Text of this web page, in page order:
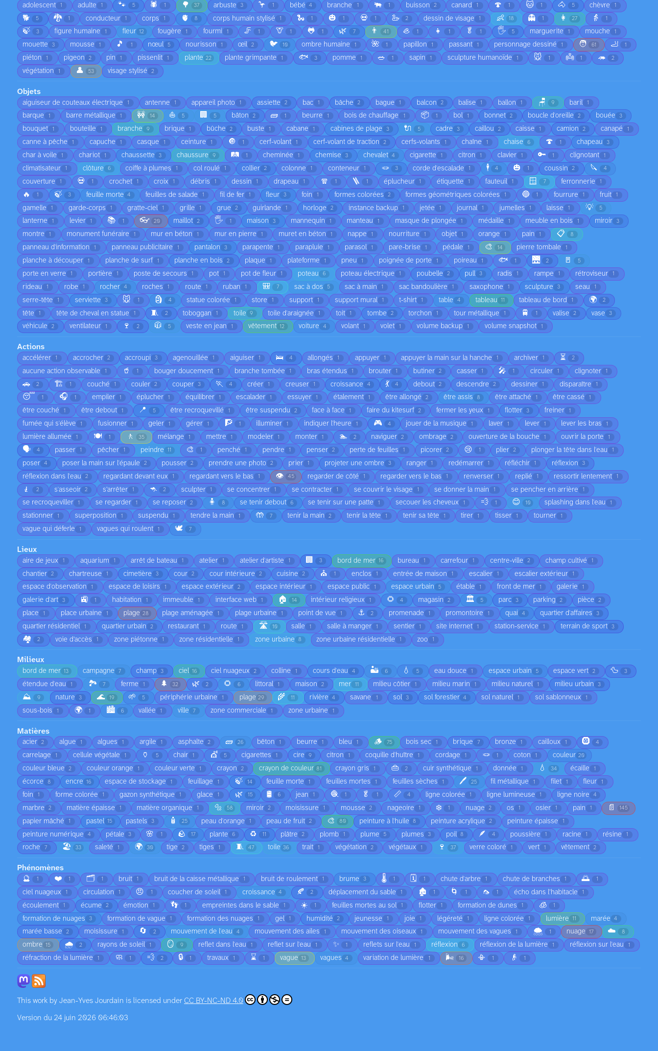
adolescent 1 adulte 1 🐾 5 🕷️ 1 🌳 37 arbuste 3 🦩 1 bébé 4 branche 1 🐃 1 buisson 2 canard 1 🍄 1 🐱 1 🐴 5 chèvre 1
🐕 5 🐉 1 conducteur 1 corps 1 🫀 8 corps humain stylisé 1 🐍 1 🎃 1 💀 1 🦢 2 dessin de visage 1 👶 18 👻 1 👩 27 👵 1
🍃 3 figure humaine 1 fleur 12 fougère 1 fourmi 1 🦵 1 🦒 1 🐸 1 🌿 7 👨 41 🦪 1 👧 1 🥬 1 🖐️ 5 marguerite 1 mouche 1
mouette 3 mousse 1 🎵 1 nœul 5 nourisson 1 œil 2 🐦 10 ombre humaine 1 🌺 1 papillon 1 passant 1 personnage dessiné 1 🧑 61 🦶 1
piéton 1 pigeon 2 pin 1 pissenlit 1 plante 22 plante grimpante 1 🐟 3 pomme 1 🥗 1 sapin 1 sculpture humanoïde 1 🐭 1 👼 1 🦔 2
végétation 1 👤 53 visage stylisé 2
Objets
aiguiseur de couteaux électrique 1 antenne 1 appareil photo 1 assiette 2 bac 1 bâche 2 bague 1 balcon 2 balise 1 ballon 1 🪑 9 baril 1
barque 1 barre métallique 1 🚧 14 ⛵ 5 🏢 5 bâton 2 🧱 1 beurre 1 bois de chauffage 1 📦 1 bol 1 bonnet 2 boucle d'oreille 2 bouée 3
bouquet 1 bouteille 1 branche 9 brique 1 bûche 2 buste 1 cabane 1 cabines de plage 3 🔌 5 cadre 3 caillou 2 caisse 1 camion 2 canapé 1
canne à pêche 1 capuche 1 casque 1 ceinture 1 🔘 1 cerf-volant 1 cerf-volant de traction 2 cerfs-volants 1 chaîne 1 chaise 6 🍄 1 chapeau 3
char à voile 1 chariot 1 chaussette 3 chaussure 9 🛤️ 1 cheminée 1 chemise 3 chevalet 4 cigarette 1 citron 1 clavier 1 🔑 1 clignotant 1
climatisateur 1 clôture 6 coiffe à plumes 1 col roulé 1 collier 2 colonne 1 conteneur 1 🪢 3 corde d'escalade 1 🕴️ 4 🎃 1 coussin 2 🔪 4
couverture 1 💀 1 crochet 1 croix 1 débris 1 dessin 1 drapeau 1 🧣 1 🪜 1 éplucheur 1 étiquette 1 fauteuil 1 🪟 7 ferronnerie 1
🔥 1 🍃 3 feuille morte 4 feuilles de salade 1 fil de fer 1 fleur 3 foin 1 formes colorées 2 formes géométriques colorées 1 🔵 1 fourrure 1 fruit 1
gamelle 1 garde-corps 1 gratte-ciel 1 grille 1 grue 2 guirlande 1 horloge 2 instance backup 1 jetée 1 journal 1 jumelles 1 laisse 1 💡 5
lanterne 1 levier 1 📚 1 👓 20 maillot 2 🖐️ 1 maison 3 mannequin 1 manteau 1 masque de plongée 1 médaille 1 meuble en bois 1 miroir 3
montre 1 monument funéraire 1 mur en béton 1 mur en pierre 1 muret en béton 1 nappe 1 nourriture 1 objet 1 orange 1 pain 1 📋 8
panneau d'information 1 panneau publicitaire 1 pantalon 3 parapente 1 parapluie 1 parasol 1 pare-brise 1 pédale 1 🎨 14 pierre tombale 1
planche à découper 1 planche de surf 1 planche en bois 2 plaque 1 plateforme 1 pneu 1 poignée de porte 1 poireau 1 🐟 1 🌉 2 🚪 5
porte en verre 1 portière 1 poste de secours 1 pot 1 pot de fleur 1 poteau 6 poteau électrique 1 poubelle 2 pull 3 radis 1 rampe 1 rétroviseur 1
rideau 1 robe 1 rocher 4 roches 1 route 1 ruban 1 🎒 7 sac à dos 5 sac à main 1 sac bandoulière 1 saxophone 1 sculpture 3 seau 1
serre-tête 1 serviette 3 🐭 1 🗿 4 statue colorée 1 store 1 support 1 support mural 1 t-shirt 1 table 4 tableau 11 tableau de bord 1 🌍 2
tête 1 tête de cheval en statue 1 🧵 2 toboggan 1 toile 9 toile d'araignée 1 toit 1 tombe 2 torchon 1 tour métallique 1 🚆 1 valise 2 vase 3
véhicule 2 ventilateur 1 🍷 2 🧥 5 veste en jean 1 vêtement 12 voiture 4 volant 1 volet 1 volume backup 1 volume snapshot 1
Actions
accélérer 1 accrocher 2 accroupi 3 agenouillée 1 aiguiser 1 🛌 4 allongés 1 appuyer 1 appuyer la main sur la hanche 1 archiver 1 ⏳ 2
aucune action observable 1 🥤 1 bouger doucement 1 branche tombée 1 bras étendus 1 brouter 1 butiner 2 casser 1 🎤 1 circuler 1 clignoter 1
🚗 2 🏗️ 1 couché 1 couler 2 couper 3 🏃 4 créer 1 creuser 1 croissance 4 💃 4 debout 2 descendre 2 dessiner 1 disparaître 1
😴 1 🎧 1 empiler 1 éplucher 1 équilibrer 1 escalader 1 essuyer 1 étalement 1 être allongé 2 être assis 8 être attaché 1 être cassé 1
être couché 1 être debout 1 📍 5 être recroquevillé 1 être suspendu 2 face à face 1 faire du kitesurf 2 fermer les yeux 1 flotter 3 freiner 1
fumée qui s'élève 1 fusionner 1 geler 1 gérer 1 🧗 1 illuminer 1 indiquer l'heure 1 🎮 4 jouer de la musique 1 laver 1 lever 1 lever les bras 1
lumière allumée 1 🍽️ 1 🚶 35 mélange 1 mettre 1 modeler 1 monter 1 🏊 2 naviguer 2 ombrage 2 ouverture de la bouche 1 ouvrir la porte 1
🗣️ 4 passer 1 pêcher 1 peindre 11 🎨 1 penché 1 pendre 1 penser 2 perte de feuilles 1 picorer 2 😢 1 plier 2 plonger la tête dans l'eau 1
poser 4 poser la main sur l'épaule 2 pousser 2 prendre une photo 2 prier 1 projeter une ombre 3 ranger 1 redémarrer 1 réfléchir 1 réflexion 3
réflexion dans l'eau 2 regardant devant eux 1 regardant vers le bas 1 👁️ 45 regarder de côté 1 regarder vers le bas 1 renverser 1 replié 1 ressortir lentement 1
🧎 2 s'asseoir 2 s’arrêter 1 🦘 2 sculpter 1 se concentrer 1 se contracter 1 se couvrir le visage 1 se donner la main 1 se pencher en arrière 1
se recroqueviller 1 se regarder 1 se reposer 2 🧍 8 se tenir debout 6 se tenir sur une patte 1 secouer les cheveux 1 💨 1 😊 10 splashing dans l'eau 1
stationner 1 superposition 1 suspendu 1 tendre la main 1 🤲 7 tenir la main 2 tenir la tête 1 tenir sa tête 1 tirer 1 tisser 1 tourner 1
vague qui déferle 1 vagues qui roulent 1 🕊️ 7
Lieux
aire de jeux 1 aquarium 1 arrêt de bateau 1 atelier 1 atelier d'artiste 1 🏢 3 bord de mer 16 bureau 1 carrefour 1 centre-ville 2 champ cultivé 1
chantier 2 chartreuse 1 cimetière 3 cour 2 cour intérieure 2 cuisine 2 ⛪ 1 enclos 1 entrée de maison 1 escalier 1 escalier extérieur 1
espace d'observation 1 espace de loisirs 1 espace extérieur 2 espace intérieur 1 espace public 1 espace urbain 5 étable 1 front de mer 1 galerie 1
galerie d'art 3 🚉 1 habitation 1 immeuble 1 interface web 1 🏠 14 intérieur religieux 1 🌻 4 magasin 2 🏛️ 5 parc 3 parking 2 pièce 2
place 1 place urbaine 1 plage 28 plage aménagée 1 plage urbaine 1 point de vue 1 ⚓ 2 promenade 1 promontoire 1 quai 4 quartier d'affaires 3
quartier résidentiel 1 quartier urbain 2 restaurant 1 route 1 🛣️ 10 salle 1 salle à manger 1 sentier 1 site internet 1 station-service 1 terrain de sport 3
🏘️ 2 voie d’accès 1 zone piétonne 1 zone résidentielle 1 zone urbaine 8 zone urbaine résidentielle 1 zoo 1
Milieux
bord de mer 13 campagne 7 champ 3 ciel 16 ciel nuageux 2 colline 1 cours d'eau 4 🏜️ 6 💧 5 eau douce 1 espace urbain 5 espace vert 2 🦆 3
étendue d'eau 1 🏞️ 7 ferme 1 🌲 32 🌿 2 🌻 6 littoral 1 maison 2 mer 11 milieu côtier 1 milieu marin 1 milieu naturel 1 milieu urbain 3
⛰️ 9 nature 3 🌊 19 🌱 5 périphérie urbaine 1 plage 29 🌾 11 rivière 4 savane 1 sol 3 sol forestier 4 sol naturel 1 sol sablonneux 1
sous-bois 1 🌍 1 🏙️ 6 vallée 1 ville 7 zone commerciale 1 zone urbaine 1
Matières
acier 2 algue 1 algues 1 argile 1 asphalte 2 🧱 26 bêton 1 beurre 1 bleu 1 🪵 75 bois sec 1 brique 7 bronze 1 cailloux 1 🛞 4
carrelage 1 cellule végétale 1 🏺 5 chair 1 💇 5 cigarettes 1 cire 9 citron 1 coquille d'huître 1 cordage 1 🪢 1 coton 1 couleur 20
couleur bleue 2 couleur orange 1 couleur verte 1 crayon 2 crayon de couleur 81 crayon gris 1 👜 2 cuir synthétique 1 donnée 1 💧 34 écaille 1
écorce 8 encre 16 espace de stockage 1 feuillage 1 🍃 14 feuille morte 1 feuilles mortes 1 feuilles sèches 1 🖊️ 25 fil métallique 1 filet 1 fleur 1
foin 1 forme colorée 1 gazon synthétique 1 glace 1 🌿 15 🛢️ 6 jean 1 🧶 1 🥬 1 📏 4 ligne colorée 1 ligne lumineuse 1 ligne noire 4
marbre 2 matière épaisse 1 matière organique 1 🔩 58 miroir 2 moisissure 1 mousse 2 nageoire 1 ❄️ 1 nuage 2 os 1 osier 1 pain 1 📄 145
papier mâché 1 pastel 15 pastels 3 🧴 25 peau d'orange 1 peau de fruit 2 🎨 80 peinture à l'huile 8 peinture acrylique 2 peinture épaisse 1
peinture numérique 4 pétale 3 🌸 1 🪨 17 plante 6 ♻️ 11 plâtre 2 plomb 1 plume 5 plumes 3 poil 8 🪶 4 poussière 1 racine 1 résine 1
roche 7 🏖️ 33 saleté 1 🌍 30 tige 2 tiges 1 🧵 47 toile 36 trait 1 végétation 2 végétaux 1 🍷 37 verre coloré 1 vert 1 vêtement 2
Phénomènes
🔮
1 ❤️ 1 🗂️ 1 bruit 1 bruit de la caisse métallique 1 bruit de roulement 1 brume 3 🌡️ 1 🗓️ 1 chute d'arbre 1 chute de branches 1 🌅 1
ciel nuageux 1 circulation 1 😠 1 coucher de soleil 1 croissance 4 🍂 2 déplacement du sable 1 🏚️ 1 🌀 1 🦟 1 écho dans l’habitacle 1
écoulement 1 écume 2 émotion 1 👣 1 empreintes dans le sable 1 ☀️ 1 feuilles mortes au sol 1 flotter 1 formation de dunes 1 🧊 1
formation de nuages 3 formation de vague 1 formation des nuages 1 gel 1 humidité 2 jeunesse 1 joie 1 légéreté 1 ligne colorée 1 lumière 11 marée 4
marée basse 2 moisissure 1 🔄 2 mouvement de l'eau 4 mouvement des ailes 1 mouvement des oiseaux 1 mouvement des vagues 1 🌨️ 1 nuage 17 ☁️ 8
ombre 15 🌧️ 2 rayons de soleil 1 🪞 9 reflet dans l'eau 1 reflet sur l'eau 1 ✨ 1 reflets sur l'eau 1 réflexion 6 réflexion de la lumière 1 réflexion sur l'eau 1
réfraction de la lumière 1 🧼 1 💨 2 🔒 1 travaux 1 ⌛ 1 vague 13 vagues 4 variation de lumière 1 🌬️ 16 📳 1 👴 1
This work by Jean-Yves Jourdain is licensed under CC BY-NC-ND 4.0
Version du 24 juin 2026 06:46:03